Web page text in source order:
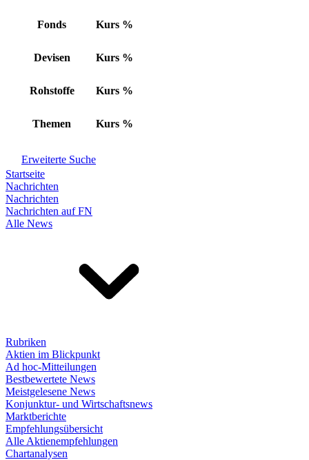
Fonds Kurs %
Devisen Kurs %
Rohstoffe Kurs %
Themen Kurs %
Erweiterte Suche
Startseite
Nachrichten
Nachrichten
Nachrichten auf FN
Alle News
Rubriken
Aktien im Blickpunkt
Ad hoc-Mitteilungen
Bestbewertete News
Meistgelesene News
Konjunktur- und Wirtschaftsnews
Marktberichte
Empfehlungsübersicht
Alle Aktienempfehlungen
Chartanalysen